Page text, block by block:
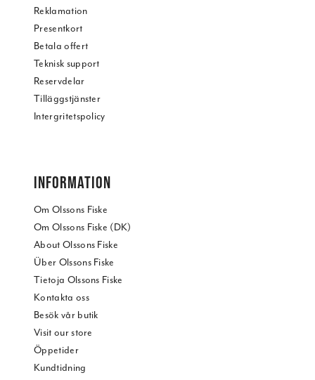
Reklamation
Presentkort
Betala offert
Teknisk support
Reservdelar
Tilläggstjänster
Intergritetspolicy
INFORMATION
Om Olssons Fiske
Om Olssons Fiske (DK)
About Olssons Fiske
Über Olssons Fiske
Tietoja Olssons Fiske
Kontakta oss
Besök vår butik
Visit our store
Öppetider
Kundtidning